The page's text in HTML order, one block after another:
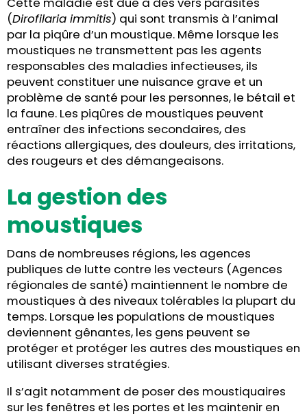
(Dirofilaria immitis) qui sont transmis à l’animal
par la piqûre d’un moustique. Même lorsque les
moustiques ne transmettent pas les agents
responsables des maladies infectieuses, ils
peuvent constituer une nuisance grave et un
problème de santé pour les personnes, le bétail et
la faune. Les piqûres de moustiques peuvent
entraîner des infections secondaires, des
réactions allergiques, des douleurs, des irritations,
des rougeurs et des démangeaisons.
La gestion des
moustiques
Dans de nombreuses régions, les agences
publiques de lutte contre les vecteurs (Agences
régionales de santé) maintiennent le nombre de
moustiques à des niveaux tolérables la plupart du
temps. Lorsque les populations de moustiques
deviennent gênantes, les gens peuvent se
protéger et protéger les autres des moustiques en
utilisant diverses stratégies.
Il s’agit notamment de poser des moustiquaires
sur les fenêtres et les portes et les maintenir en